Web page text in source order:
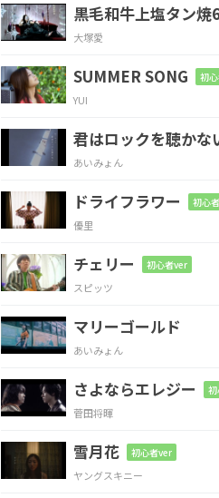
G C
G
G
粉雪舞う季節はい
Em
G
黒毛和牛上塩タン焼
大塚愛
SUMMER SONG 初
YUI
君はロックを聴かな
あいみょん
ドライフラワー 初心
優里
チェリー 初心者ver
スピッツ
マリーゴールド
あいみょん
さよならエレジー
菅田将暉
雪月花 初心者ver
ヤングスキニー